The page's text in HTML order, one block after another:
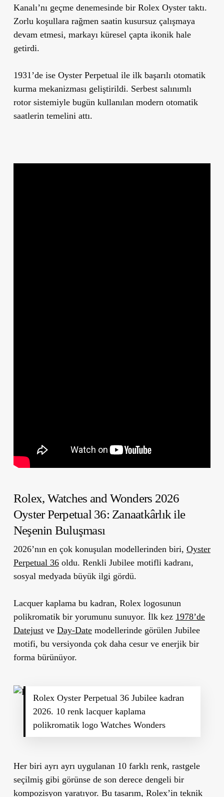
Kanalı’nı geçme denemesinde bir Rolex Oyster taktı.
Zorlu koşullara rağmen saatin kusursuz çalışmaya
devam etmesi, markayı küresel çapta ikonik hale
getirdi.
1931’de ise Oyster Perpetual ile ilk başarılı otomatik
kurma mekanizması geliştirildi. Serbest salınımlı
rotor sistemiyle bugün kullanılan modern otomatik
saatlerin temelini attı.
Rolex, Watches and Wonders 2026
Oyster Perpetual 36: Zanaatkârlık ile
Neşenin Buluşması
2026’nın en çok konuşulan modellerinden biri, Oyster
Perpetual 36oldu. Renkli Jubilee motifli kadranı,
sosyal medyada büyük ilgi gördü.
Lacquer kaplama bu kadran, Rolex logosunun
polikromatik bir yorumunu sunuyor. İlk kez 1978’de
Datejustve Day-Datemodellerinde görülen Jubilee
motifi, bu versiyonda çok daha cesur ve enerjik bir
forma bürünüyor.
Rolex Oyster Perpetual 36 Jubilee kadran
2026. 10 renk lacquer kaplama
polikromatik logo Watches Wonders
Her biri ayrı ayrı uygulanan 10 farklı renk, rastgele
seçilmiş gibi görünse de son derecedengeli bir
kompozisyon yaratıyor. Bu tasarım, Rolex’in teknik